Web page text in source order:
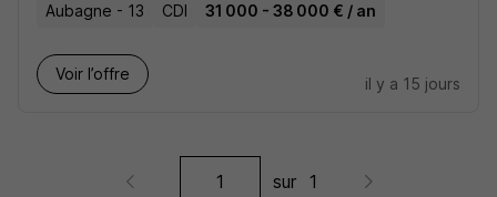
Aubagne - 13 CDI 31 000 - 38 000 € / an
Voir l’offre
il y a 15 jours
sur 1